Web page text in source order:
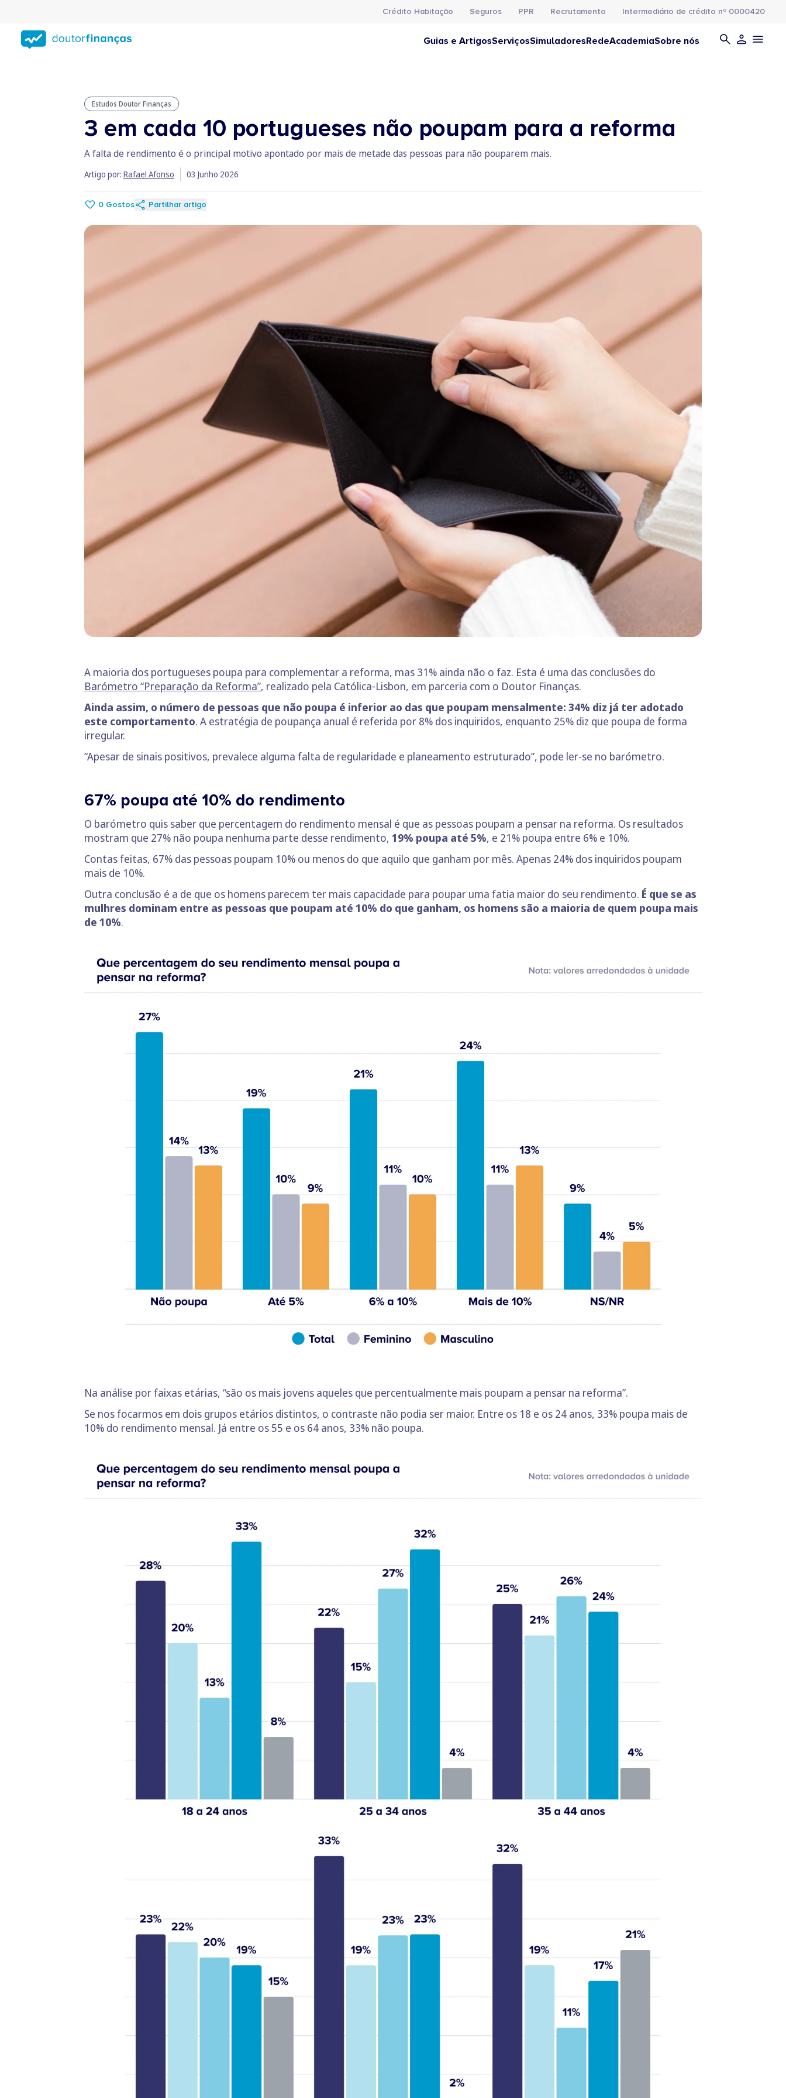
conteúdo
principal
Crédito Habitação Seguros PPR Recrutamento Intermediário de crédito nº 0000420
Guias e ArtigosServiçosSimuladoresRedeAcademiaSobre nós
Estudos Doutor Finanças
3 em cada 10 portugueses não poupam para a reforma
A falta de rendimento é o principal motivo apontado por mais de metade das pessoas para não pouparem mais.
Artigo por: Rafael Afonso 03 Junho 2026
0 Gostos Partilhar artigo
A maioria dos portugueses poupa para complementar a reforma, mas 31% ainda não o faz. Esta é uma das conclusões do
Barómetro “Preparação da Reforma”, realizado pela Católica-Lisbon, em parceria com o Doutor Finanças.
Ainda assim, o número de pessoas que não poupa é inferior ao das que poupam mensalmente: 34% diz já ter adotado
este comportamento. A estratégia de poupança anual é referida por 8% dos inquiridos, enquanto 25% diz que poupa de forma
irregular.
“Apesar de sinais positivos, prevalece alguma falta de regularidade e planeamento estruturado”, pode ler-se no barómetro.
67% poupa até 10% do rendimento
O barómetro quis saber que percentagem do rendimento mensal é que as pessoas poupam a pensar na reforma. Os resultados
mostram que 27% não poupa nenhuma parte desse rendimento, 19% poupa até 5%, e 21% poupa entre 6% e 10%.
Contas feitas, 67% das pessoas poupam 10% ou menos do que aquilo que ganham por mês. Apenas 24% dos inquiridos poupam
mais de 10%.
Outra conclusão é a de que os homens parecem ter mais capacidade para poupar uma fatia maior do seu rendimento. É que se as
mulhres dominam entre as pessoas que poupam até 10% do que ganham, os homens são a maioria de quem poupa mais
de 10%.
Na análise por faixas etárias, “são os mais jovens aqueles que percentualmente mais poupam a pensar na reforma”.
Se nos focarmos em dois grupos etários distintos, o contraste não podia ser maior. Entre os 18 e os 24 anos, 33% poupa mais de
10% do rendimento mensal. Já entre os 55 e os 64 anos, 33% não poupa.